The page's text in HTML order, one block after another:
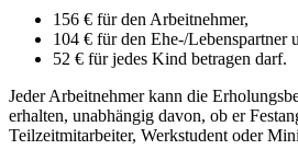
156 € für den Arbeitnehmer,
104 € für den Ehe-/Lebenspartner
52 € für jedes Kind betragen darf.
Jeder Arbeitnehmer kann die
erhalten, unabhängig davon, ob er
Teilzeitmitarbeiter, Werkstudent oder